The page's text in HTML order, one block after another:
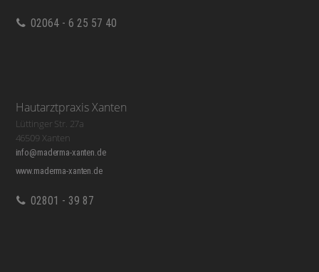
02064 - 6 25 57 40
Hautarztpraxis Xanten
Lüttinger Str. 27a
46509 Xanten
info@maderma-xanten.de
www.maderma-xanten.de
02801 - 39 87